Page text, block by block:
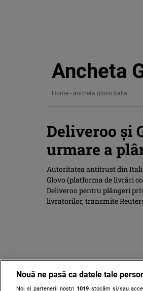
Ancheta
Home - ancheta glovo italia
Deliveroo și
urmare a
Autoritatea antitrust din
Glovo (platforma de livrări
Deliveroo pentru plângeri
livratorilor, transmite
Nouă ne pasă ca datele tale
Noi și partenerii noștri1019 stocăm și/sau